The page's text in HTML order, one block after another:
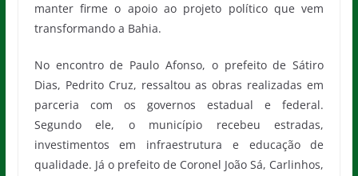
manter firme o apoio ao projeto político que vem
transformando a Bahia.
No encontro de Paulo Afonso, o prefeito de Sátiro
Dias, Pedrito Cruz, ressaltou as obras realizadas em
parceria com os governos estadual e federal.
Segundo ele, o município recebeu estradas,
investimentos em infraestrutura e educação de
qualidade. Já o prefeito de Coronel João Sá, Carlinhos,